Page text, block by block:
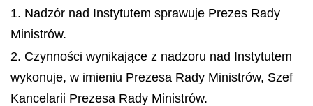
1. Nadzór nad Instytutem sprawuje Prezes Rady
Ministrów.
2. Czynności wynikające z nadzoru nad Instytutem
wykonuje, w imieniu Prezesa Rady Ministrów, Szef
Kancelarii Prezesa Rady Ministrów.